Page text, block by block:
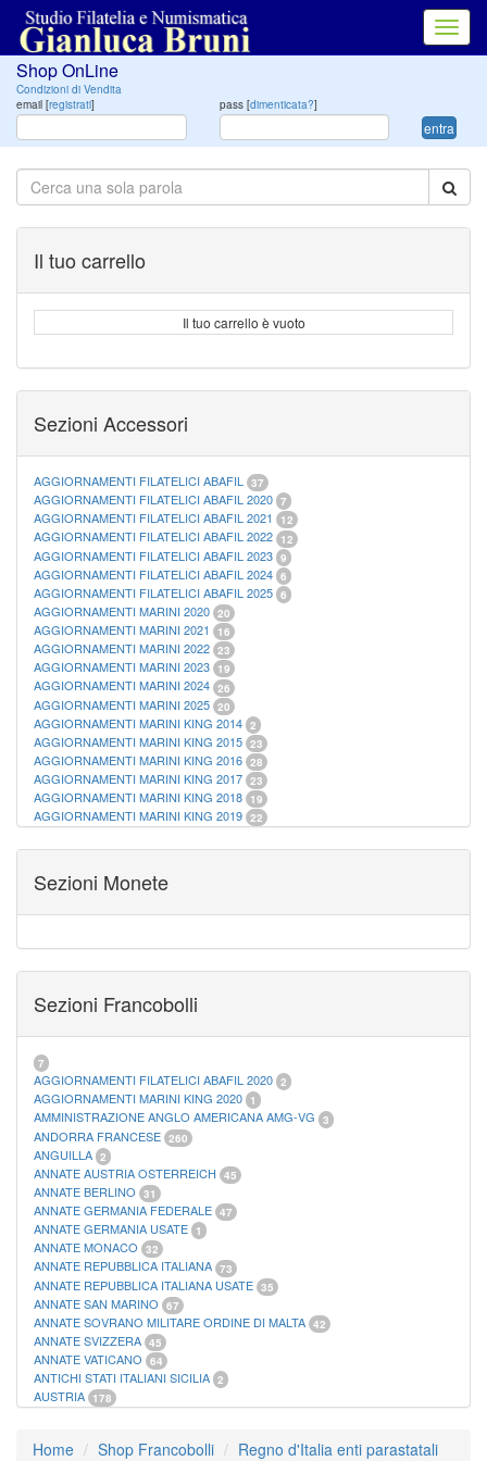
Shop OnLine
Condizioni di Vendita
email [registrati] pass [dimenticata?]
entra
Il tuo carrello
Il tuo carrello è vuoto
Sezioni Accessori
AGGIORNAMENTI FILATELICI ABAFIL 37
AGGIORNAMENTI FILATELICI ABAFIL 2020 7
AGGIORNAMENTI FILATELICI ABAFIL 2021 12
AGGIORNAMENTI FILATELICI ABAFIL 2022 12
AGGIORNAMENTI FILATELICI ABAFIL 2023 9
AGGIORNAMENTI FILATELICI ABAFIL 2024 6
AGGIORNAMENTI FILATELICI ABAFIL 2025 6
AGGIORNAMENTI MARINI 2020 20
AGGIORNAMENTI MARINI 2021 16
AGGIORNAMENTI MARINI 2022 23
AGGIORNAMENTI MARINI 2023 19
AGGIORNAMENTI MARINI 2024 26
AGGIORNAMENTI MARINI 2025 20
AGGIORNAMENTI MARINI KING 2014 2
AGGIORNAMENTI MARINI KING 2015 23
AGGIORNAMENTI MARINI KING 2016 28
AGGIORNAMENTI MARINI KING 2017 23
AGGIORNAMENTI MARINI KING 2018 19
AGGIORNAMENTI MARINI KING 2019 22
ALBUM PER CARTAMONETA 1
CARTELLE FILATELICHE MARINI
21
FOGLI FILATELICI VATICANO 37
FOGLI MARINI PERIODI SEPARATI VATICANO
MATERIALE FILATELICO MARINI 33
RACCOGLITORI XL
Sezioni Monete
Sezioni Francobolli
7
AGGIORNAMENTI FILATELICI ABAFIL 2020 2
AGGIORNAMENTI MARINI KING 2020 1
AMMINISTRAZIONE ANGLO AMERICANA AMG-VG 3
ANDORRA FRANCESE 260
ANGUILLA 2
ANNATE AUSTRIA OSTERREICH 45
ANNATE BERLINO 31
ANNATE GERMANIA FEDERALE 47
ANNATE GERMANIA USATE 1
ANNATE MONACO 32
ANNATE REPUBBLICA ITALIANA 73
ANNATE REPUBBLICA ITALIANA USATE 35
ANNATE SAN MARINO 67
ANNATE SOVRANO MILITARE ORDINE DI MALTA 42
ANNATE SVIZZERA 45
ANNATE VATICANO 64
ANTICHI STATI ITALIANI SICILIA 2
AUSTRIA 178
CASTELROSSO 10
Home Shop Francobolli
Regno d'Italia enti parastatali